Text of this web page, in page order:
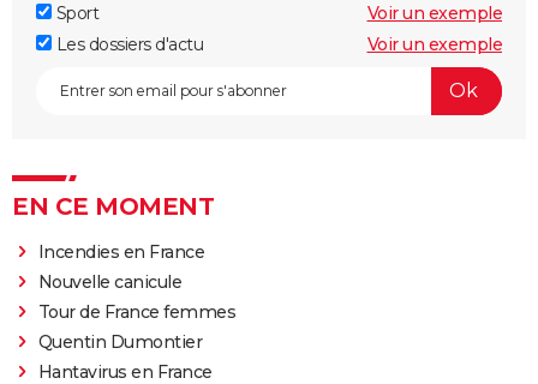
Sport
Voir un exemple
Les dossiers d'actu
Voir un exemple
EN CE MOMENT
Incendies en France
Nouvelle canicule
Tour de France femmes
Quentin Dumontier
Hantavirus en France